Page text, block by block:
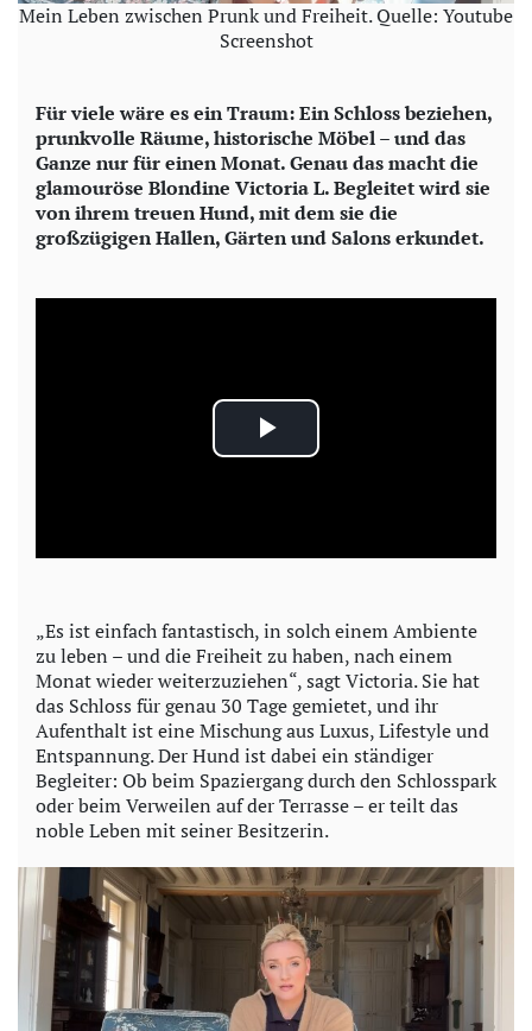
Mein Leben zwischen Prunk und Freiheit. Quelle: Youtube
Screenshot
Für viele wäre es ein Traum: Ein Schloss beziehen,
prunkvolle Räume, historische Möbel – und das
Ganze nur für einen Monat. Genau das macht die
glamouröse Blondine Victoria L. Begleitet wird sie
von ihrem treuen Hund, mit dem sie die
großzügigen Hallen, Gärten und Salons erkundet.
P
a
y
V
i
d
e
o
„Es ist einfach fantastisch, in solch einem Ambiente
zu leben – und die Freiheit zu haben, nach einem
Monat wieder weiterzuziehen“, sagt Victoria. Sie hat
das Schloss für genau 30 Tage gemietet, und ihr
Aufenthalt ist eine Mischung aus Luxus, Lifestyle und
Entspannung. Der Hund ist dabei ein ständiger
Begleiter: Ob beim Spaziergang durch den Schlosspark
oder beim Verweilen auf der Terrasse – er teilt das
noble Leben mit seiner Besitzerin.